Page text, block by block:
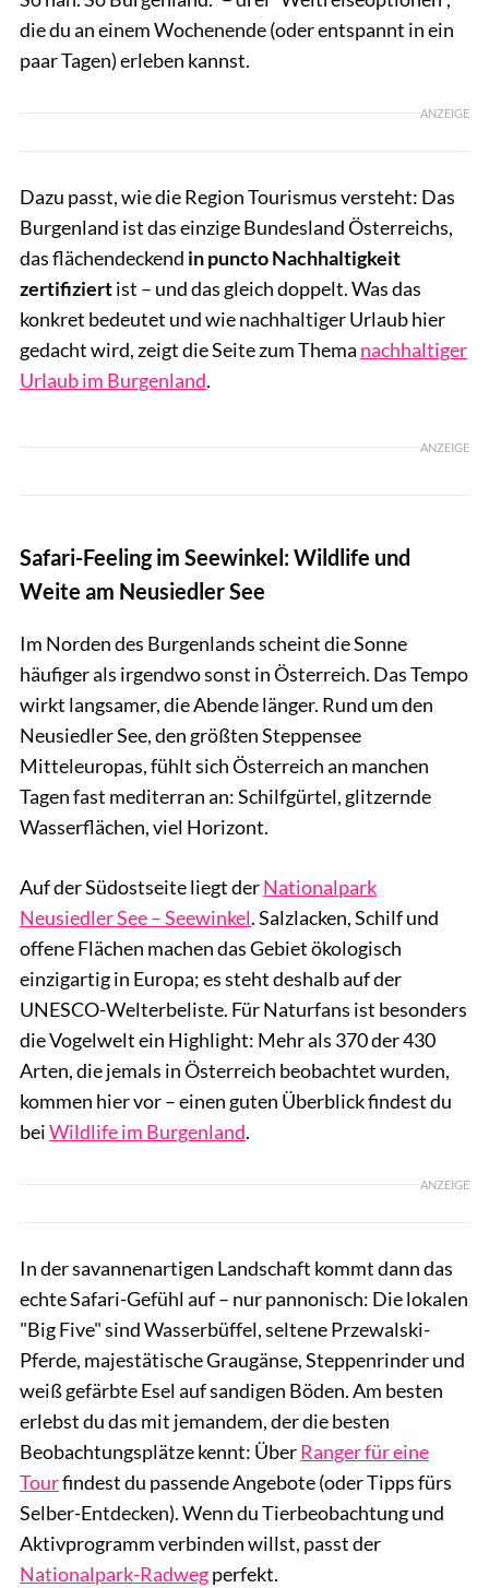
die du an einem Wochenende (oder entspannt in ein
paar Tagen) erleben kannst.
ANZEIGE
Dazu passt, wie die Region Tourismus versteht: Das
Burgenland ist das einzige Bundesland Österreichs,
das flächendeckend in puncto Nachhaltigkeit
zertifiziertist – und das gleich doppelt. Was das
konkret bedeutet und wie nachhaltiger Urlaub hier
gedacht wird, zeigt die Seite zum Thema nachhaltiger
Urlaub im Burgenland.
ANZEIGE
Safari-Feeling im Seewinkel: Wildlife und
Weite am Neusiedler See
Im Norden des Burgenlands scheint die Sonne
häufiger als irgendwo sonst in Österreich. Das Tempo
wirkt langsamer, die Abende länger. Rund um den
Neusiedler See, den größten Steppensee
Mitteleuropas, fühlt sich Österreich an manchen
Tagen fast mediterran an: Schilfgürtel, glitzernde
Wasserflächen, viel Horizont.
Auf der Südostseite liegt derNationalpark
Neusiedler See – Seewinkel. Salzlacken, Schilf und
offene Flächen machen das Gebiet ökologisch
einzigartig in Europa; es steht deshalb auf der
UNESCO-Welterbeliste. Für Naturfans ist besonders
die Vogelwelt ein Highlight: Mehr als 370 der 430
Arten, die jemals in Österreich beobachtet wurden,
kommen hier vor – einen guten Überblick findest du
beiWildlife im Burgenland.
ANZEIGE
In der savannenartigen Landschaft kommt dann das
echte Safari-Gefühl auf – nur pannonisch: Die lokalen
"Big Five" sind Wasserbüffel, seltene Przewalski-
Pferde, majestätische Graugänse, Steppenrinder und
weiß gefärbte Esel auf sandigen Böden. Am besten
erlebst du das mit jemandem, der die besten
Beobachtungsplätze kennt: ÜberRanger für eine
Tourfindest du passende Angebote (oder Tipps fürs
Selber-Entdecken). Wenn du Tierbeobachtung und
Aktivprogramm verbinden willst, passt der
Nationalpark-Radwegperfekt.